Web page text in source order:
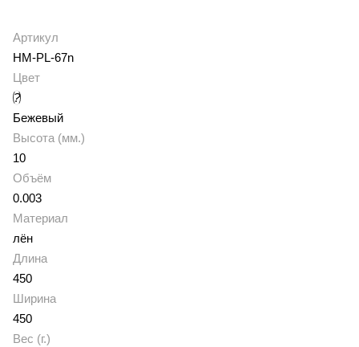
Артикул
HM-PL-67n
Цвет
?
Бежевый
Высота (мм.)
10
Объём
0.003
Материал
лён
Длина
450
Ширина
450
Вес (г.)